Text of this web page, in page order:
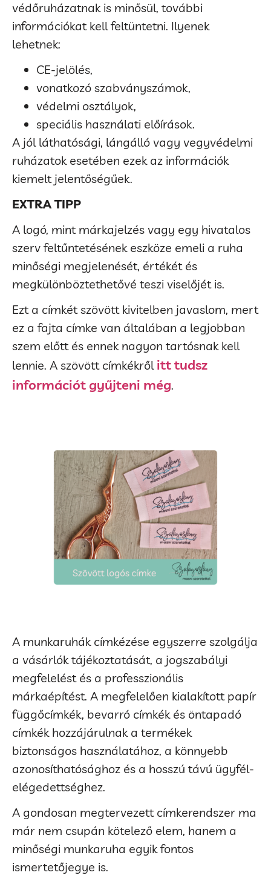
védőruházatnak is minősül, további
információkat kell feltüntetni. Ilyenek
lehetnek:
CE-jelölés,
vonatkozó szabványszámok,
védelmi osztályok,
speciális használati előírások.
A jól láthatósági, lángálló vagy vegyvédelmi
ruházatok esetében ezek az információk
kiemelt jelentőségűek.
EXTRA TIPP
A logó, mint márkajelzés vagy egy hivatalos
szerv feltűntetésének eszköze emeli a ruha
minőségi megjelenését, értékét és
megkülönböztethetővé teszi viselőjét is.
Ezt a címkét szövött kivitelben javaslom, mert
ez a fajta címke van általában a legjobban
szem előtt és ennek nagyon tartósnak kell
lennie. A szövött címkékről itt tudsz
információt gyűjteni még.
A munkaruhák címkézése egyszerre szolgálja
a vásárlók tájékoztatását, a jogszabályi
megfelelést és a professzionális
márkaépítést. A megfelelően kialakított papír
függőcímkék, bevarró címkék és öntapadó
címkék hozzájárulnak a termékek
biztonságos használatához, a könnyebb
azonosíthatósághoz és a hosszú távú ügyfél-
elégedettséghez.
A gondosan megtervezett címkerendszer ma
már nem csupán kötelező elem, hanem a
minőségi munkaruha egyik fontos
ismertetőjegye is.